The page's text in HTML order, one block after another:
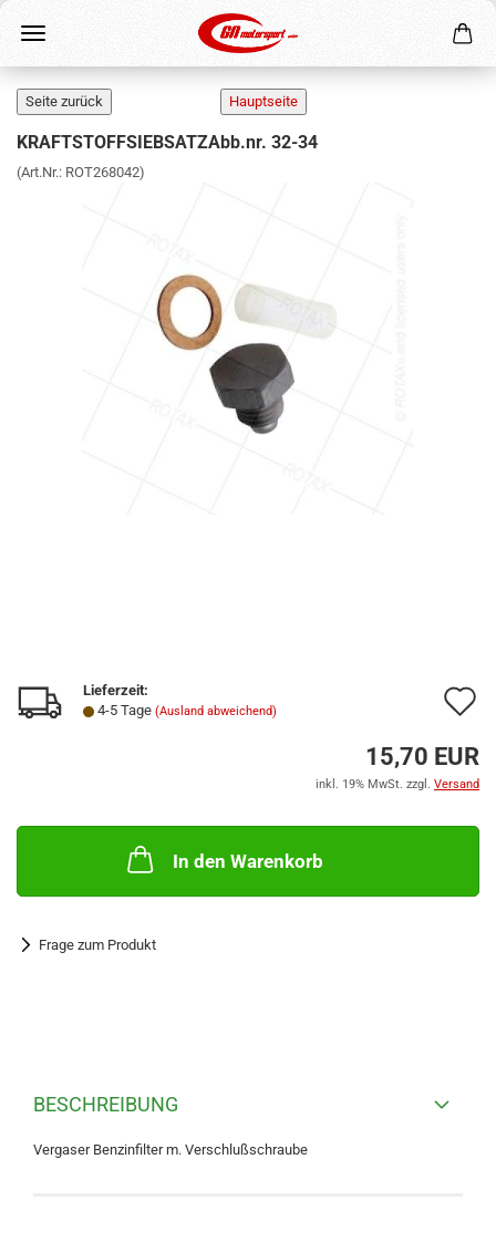
KRAFTSTOFFSIEBSATZAbb.nr. 32-34
(Art.Nr.: ROT268042)
Lieferzeit:
4-5 Tage (Ausland abweichend)
15,70 EUR
inkl. 19% MwSt. zzgl. Versand
In den Warenkorb
Frage zum Produkt
BESCHREIBUNG
Vergaser Benzinfilter m. Verschlußschraube